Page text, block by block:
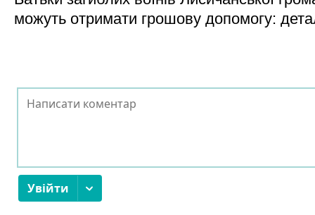
можуть отримати грошову допомогу: